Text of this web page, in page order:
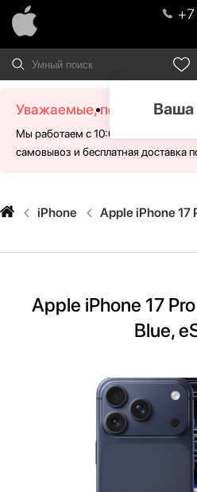
Ваша
Уважаемые, посетители!
Мы работаем с 10:00 - 21:00 без
самовывоз и бесплатная доставка
iPhone Apple iPhone 17
Apple iPhone 17
Blue,